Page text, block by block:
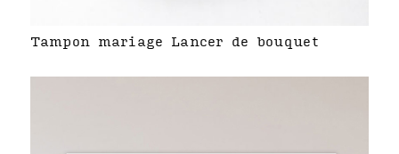
Tampon mariage Lancer de bouquet